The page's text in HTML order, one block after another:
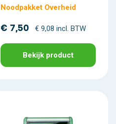
Noodpakket Overheid
€ 7,50 € 9,08 incl. BTW
Bekijk product